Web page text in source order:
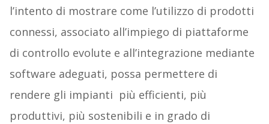
l’intento di mostrare come l’utilizzo di prodotti
connessi, associato all’impiego di piattaforme
di controllo evolute e all’integrazione mediante
software adeguati, possa permettere di
rendere gli impianti più efficienti, più
produttivi, più sostenibili e in grado di